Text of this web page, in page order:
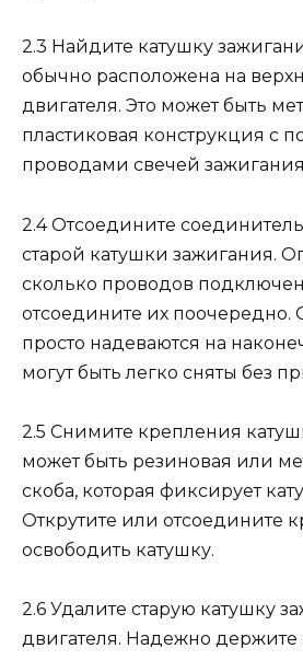
2.3 Найдите катушку
обычно расположена на
двигателя. Это может быть
пластиковая конструкция с
проводами свечей
2.4 Отсоедините
старой катушки зажигания.
сколько проводов
отсоедините их
просто надеваются на
могут быть легко сняты без
2.5 Снимите крепления
может быть резиновая или
скоба, которая фиксирует
Открутите или отсоедините
освободить катушку.
2.6 Удалите старую катушку
двигателя. Надежно держите